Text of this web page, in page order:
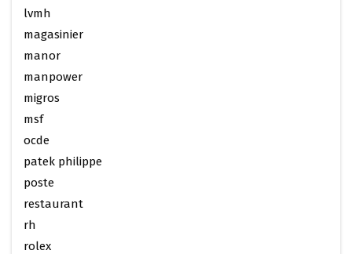
lvmh
magasinier
manor
manpower
migros
msf
ocde
patek philippe
poste
restaurant
rh
rolex